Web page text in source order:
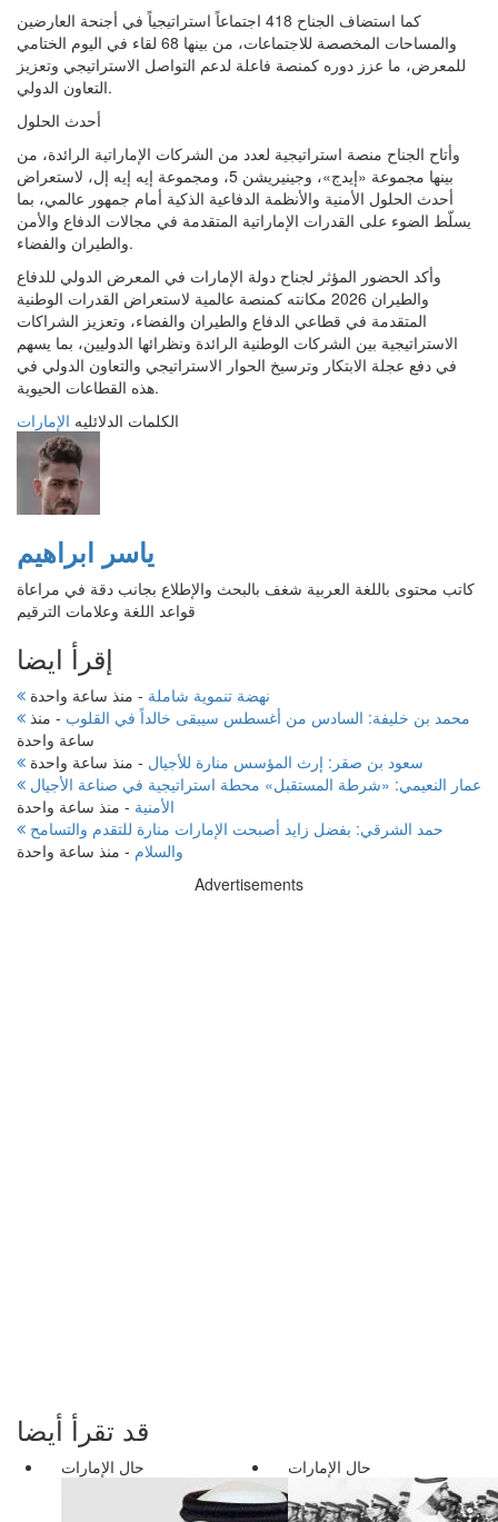
كما استضاف الجناح 418 اجتماعاً استراتيجياً في أجنحة العارضين
والمساحات المخصصة للاجتماعات، من بينها 68 لقاء في اليوم الختامي
للمعرض، ما عزز دوره كمنصة فاعلة لدعم التواصل الاستراتيجي وتعزيز
التعاون الدولي.
أحدث الحلول
وأتاح الجناح منصة استراتيجية لعدد من الشركات الإماراتية الرائدة، من
بينها مجموعة «إيدج»، وجينيريشن 5، ومجموعة إيه إيه إل، لاستعراض
أحدث الحلول الأمنية والأنظمة الدفاعية الذكية أمام جمهور عالمي، بما
يسلّط الضوء على القدرات الإماراتية المتقدمة في مجالات الدفاع والأمن
والطيران والفضاء.
وأكد الحضور المؤثر لجناح دولة الإمارات في المعرض الدولي للدفاع
والطيران 2026 مكانته كمنصة عالمية لاستعراض القدرات الوطنية
المتقدمة في قطاعي الدفاع والطيران والفضاء، وتعزيز الشراكات
الاستراتيجية بين الشركات الوطنية الرائدة ونظرائها الدوليين، بما يسهم
في دفع عجلة الابتكار وترسيخ الحوار الاستراتيجي والتعاون الدولي في
هذه القطاعات الحيوية.
الكلمات الدلائليه الإمارات
ياسر ابراهيم
كاتب محتوى باللغة العربية شغف بالبحث والإطلاع بجانب دقة في مراعاة
قواعد اللغة وعلامات الترقيم
إقرأ ايضا
نهضة تنموية شاملة - منذ ساعة واحدة
محمد بن خليفة: السادس من أغسطس سيبقى خالداً في القلوب - منذ
ساعة واحدة
سعود بن صقر: إرث المؤسس منارة للأجيال - منذ ساعة واحدة
الأمنية - منذ ساعة واحدة
والسلام - منذ ساعة واحدة
Advertisements
قد تقرأ أيضا
حال الإمارات حال الإمارات